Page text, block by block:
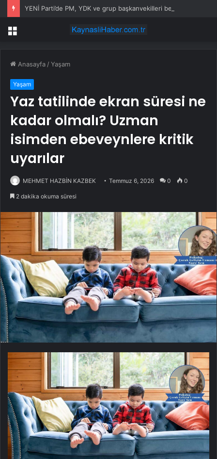
YENİ Parti’de PM, YDK ve grup başkanvekilleri belirlendi
Menü
Anasayfa /Yaşam
Yaşam
Yaz tatilinde ekran süresi ne
kadar olmalı? Uzman
isimden ebeveynlere kritik
uyarılar
MEHMET HAZBİN KAZBEK Temmuz 6, 2026 0 0
2 dakika okuma süresi